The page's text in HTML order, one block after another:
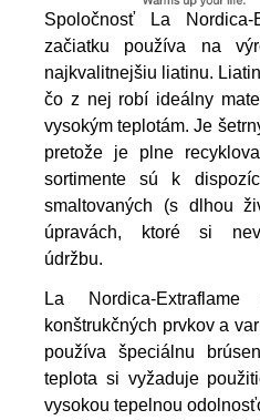
Spoločnosť La Nordica-
začiatku používa na
najkvalitnejšiu liatinu.
čo z nej robí ideálny
vysokým teplotám. Je
pretože je plne
sortimente sú k
smaltovaných (s dlhou
úpravách, ktoré si
údržbu.
La Nordica-
konštrukčných prvkov a
používa špeciálnu
teplota si vyžaduje
vysokou tepelnou